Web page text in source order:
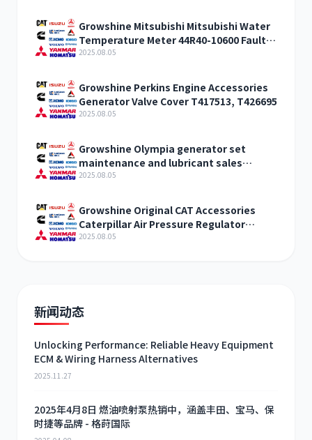
Growshine Mitsubishi Mitsubishi Water
Temperature Meter 44R40-10600 Fault
Diagnosis
2025.08.05
Growshine Perkins Engine Accessories
Generator Valve Cover T417513, T426695
2025.08.05
Growshine Olympia generator set
maintenance and lubricant sales
T403061
2025.08.05
Growshine Original CAT Accessories
Caterpillar Air Pressure Regulator
Assembly 3301843 Parameter
2025.08.05
新闻动态
Unlocking Performance: Reliable Heavy Equipment
ECM & Wiring Harness Alternatives
2025.11.27
2025年4月8日 燃油喷射泵热销中，涵盖丰田、宝马、保
时捷等品牌 - 格莳国际